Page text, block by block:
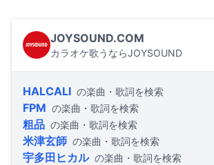
JOYSOUND.COM
カラオケ歌うならJOYSOUND
HALCALI の楽曲・歌詞を検索
FPM の楽曲・歌詞を検索
粗品 の楽曲・歌詞を検索
米津玄師 の楽曲・歌詞を検索
宇多田ヒカル の楽曲・歌詞を検索